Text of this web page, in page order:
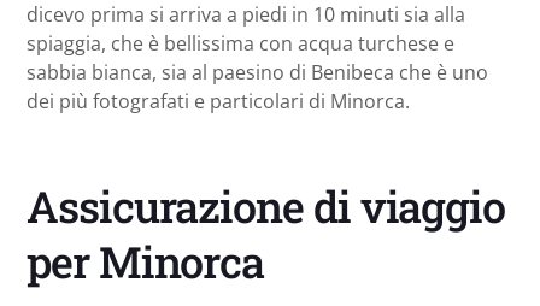
dicevo prima si arriva a piedi in 10 minuti sia alla
spiaggia, che è bellissima con acqua turchese e
sabbia bianca, sia al paesino di Benibeca che è uno
dei più fotografati e particolari di Minorca.
Assicurazione di viaggio
per Minorca